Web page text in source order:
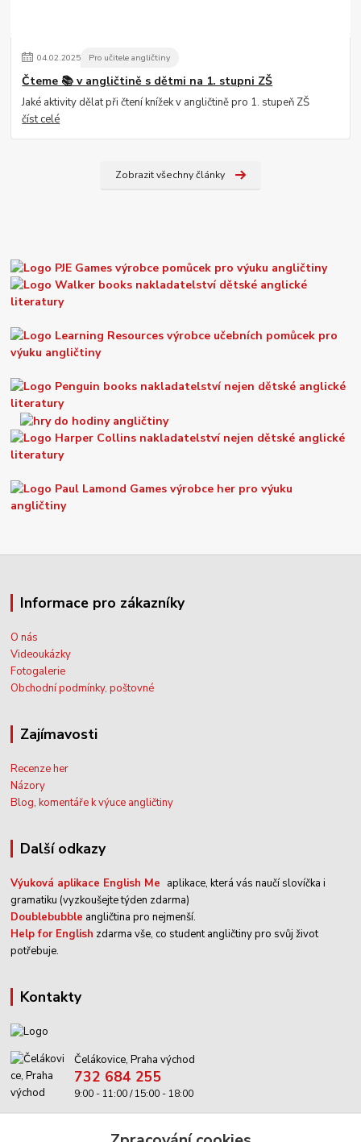
04.02.2025 Pro učitele angličtiny
Čteme 📚 v angličtině s dětmi na 1. stupni ZŠ
Jaké aktivity dělat při čtení knížek v angličtině pro 1. stupeň ZŠ
číst celé
Zobrazit všechny články
Informace pro zákazníky
O nás
Videoukázky
Fotogalerie
Obchodní podmínky, poštovné
Zajímavosti
Recenze her
Názory
Blog, komentáře k výuce angličtiny
Další odkazy
Výuková aplikace English Me aplikace, která vás naučí slovíčka i
gramatiku (vyzkoušejte týden zdarma)
Doublebubble angličtina pro nejmenší.
Help for English zdarma vše, co student angličtiny pro svůj život
potřebuje.
kontakty
Čelákovice, Praha východ
732 684 255
9:00 - 11:00 / 15:00 - 18:00